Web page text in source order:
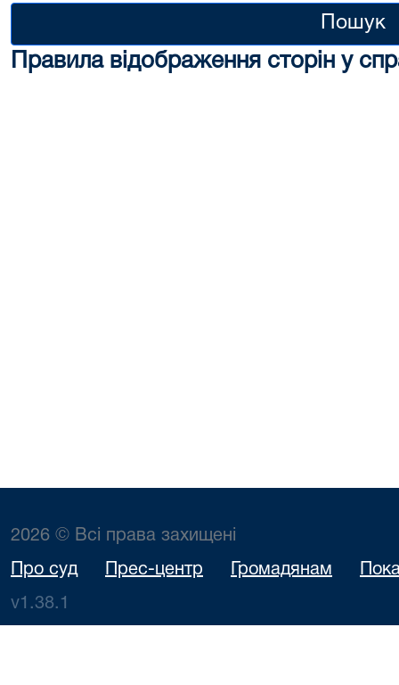
Пошук
Правила відображення сторін у
2026 © Всі права захищені
Про суд Прес-центр Громадянам
v1.38.1